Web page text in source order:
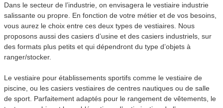
Dans le secteur de l’industrie, on envisagera le vestiaire industrie
salissante ou propre. En fonction de votre métier et de vos besoins,
vous aurez le choix entre ces deux types de vestiaires. Nous
proposons aussi des casiers d’usine et des casiers industriels, sur
des formats plus petits et qui dépendront du type d’objets à
ranger/stocker.
Le vestiaire pour établissements sportifs comme le vestiaire de
piscine, ou les casiers vestiaires de centres nautiques ou de salle
de sport. Parfaitement adaptés pour le rangement de vêtements, le